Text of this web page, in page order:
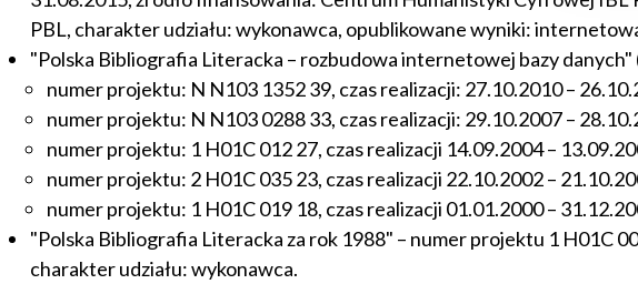
PBL, charakter udziału: wykonawca, opublikowane wyniki:
"Polska Bibliografia Literacka – rozbudowa internetowej bazy danych"
numer projektu: N N103 1352 39, czas realizacji: 27.10.2010 –
numer projektu: N N103 0288 33, czas realizacji: 29.10.2007 –
numer projektu: 1 H01C 012 27, czas realizacji 14.09.2004 –
numer projektu: 2 H01C 035 23, czas realizacji 22.10.2002 –
numer projektu: 1 H01C 019 18, czas realizacji 01.01.2000 –
"Polska Bibliografia Literacka za rok 1988" – numer projektu 1 H01C
charakter udziału: wykonawca.